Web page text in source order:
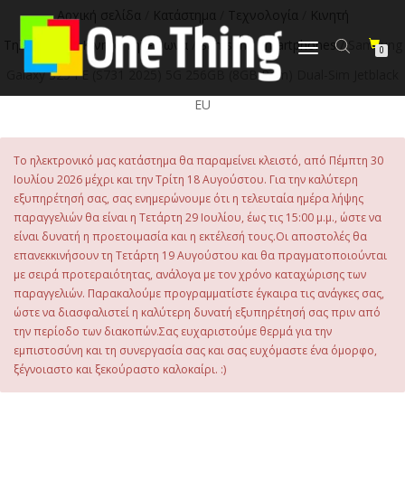
περιεχόμενο
Εναλλαγή
0
Αρχική σελίδα Κατάστημα Τεχνολογία
Κινητή
Τηλεφωνία
/Κινητά Τηλέφωνα Samsung Smartphones/ Samsung
Galaxy S25 FE (S731 2025) 5G 256GB (8GB Ram) Dual-Sim Jetblack
EU
Το ηλεκτρονικό μας κατάστημα θα παραμείνει κλειστό, από Πέμπτη 30
Ιουλίου 2026 μέχρι και την Τρίτη 18 Αυγούστου. Για την καλύτερη
εξυπηρέτησή σας, σας ενημερώνουμε ότι η τελευταία ημέρα λήψης
παραγγελιών θα είναι η Τετάρτη 29 Ιουλίου, έως τις 15:00 μ.μ., ώστε να
είναι δυνατή η προετοιμασία και η εκτέλεσή τους.Οι αποστολές θα
επανεκκινήσουν τη Τετάρτη 19 Αυγούστου και θα πραγματοποιούνται
με σειρά προτεραιότητας, ανάλογα με τον χρόνο καταχώρισης των
παραγγελιών. Παρακαλούμε προγραμματίστε έγκαιρα τις ανάγκες σας,
ώστε να διασφαλιστεί η καλύτερη δυνατή εξυπηρέτησή σας πριν από
την περίοδο των διακοπών.Σας ευχαριστούμε θερμά για την
εμπιστοσύνη και τη συνεργασία σας και σας ευχόμαστε ένα όμορφο,
ξέγνοιαστο και ξεκούραστο καλοκαίρι. :)